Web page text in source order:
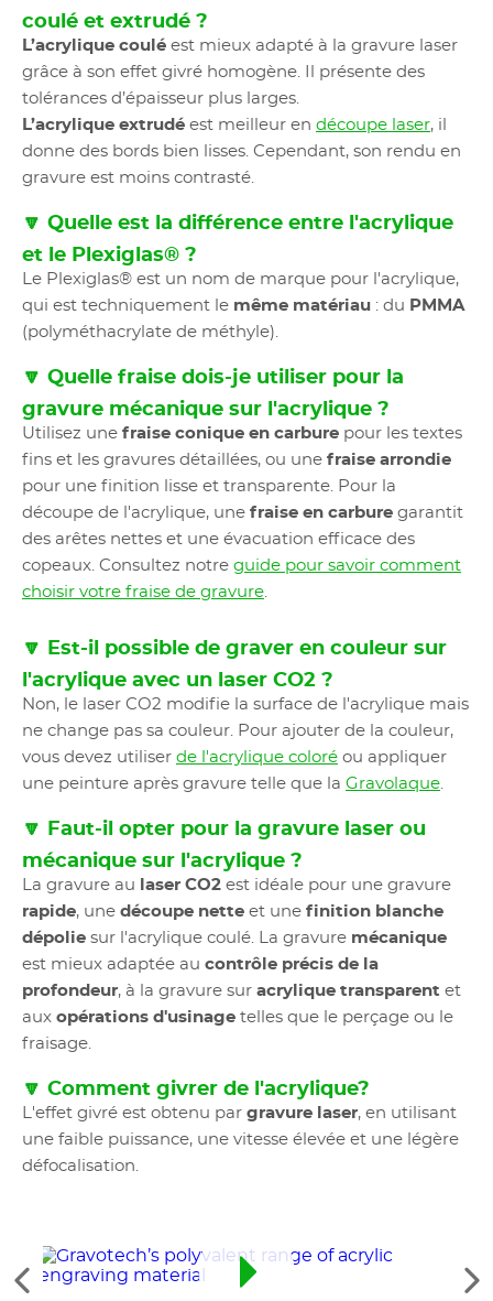
coulé et extrudé ?
L’acrylique coulé est mieux adapté à la gravure laser
grâce à son effet givré homogène. Il présente des
tolérances d’épaisseur plus larges.
L’acrylique extrudé est meilleur en découpe laser, il
donne des bords bien lisses. Cependant, son rendu en
gravure est moins contrasté.
🔽 Quelle est la différence entre l'acrylique
et le Plexiglas® ?
Le Plexiglas® est un nom de marque pour l'acrylique,
qui est techniquement le même matériau : du PMMA
(polyméthacrylate de méthyle).
🔽 Quelle fraise dois-je utiliser pour la
gravure mécanique sur l'acrylique ?
Utilisez une fraise conique en carbure pour les textes
fins et les gravures détaillées, ou une fraise arrondie
pour une finition lisse et transparente. Pour la
découpe de l'acrylique, une fraise en carbure garantit
des arêtes nettes et une évacuation efficace des
copeaux. Consultez notre guide pour savoir comment
choisir votre fraise de gravure.
🔽 Est-il possible de graver en couleur sur
l'acrylique avec un laser CO2 ?
Non, le laser CO2 modifie la surface de l'acrylique mais
ne change pas sa couleur. Pour ajouter de la couleur,
vous devez utiliser de l'acrylique coloré ou appliquer
une peinture après gravure telle que la Gravolaque.
🔽 Faut-il opter pour la gravure laser ou
mécanique sur l'acrylique ?
La gravure au laser CO2 est idéale pour une gravure
rapide, une découpe nette et une finition blanche
dépolie sur l'acrylique coulé. La gravure mécanique
est mieux adaptée au contrôle précis de la
profondeur, à la gravure sur acrylique transparent et
aux opérations d'usinage telles que le perçage ou le
fraisage.
🔽 Comment givrer de l'acrylique?
L'effet givré est obtenu par gravure laser, en utilisant
une faible puissance, une vitesse élevée et une légère
défocalisation.
Voir